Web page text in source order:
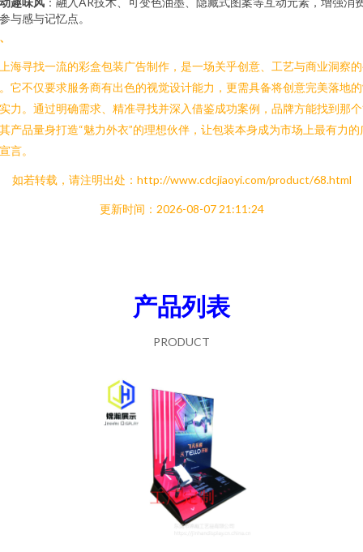
与感与记忆点。
海寻找一流的彩盒包装广告制作，是一场关乎创意、工艺与商业洞察
它不仅要求服务商有出色的视觉设计能力，更需具备将创意完美落地
力。通过明确需求、精准寻找并深入借鉴成功案例，品牌方能找到那
产品量身打造“魅力外衣”的理想伙伴，让包装本身成为市场上最有力的
言。
如若转载，请注明出处：http://www.cdcjiaoyi.com/product/68.html
更新时间：2026-08-07 21:11:24
产品列表
PRODUCT